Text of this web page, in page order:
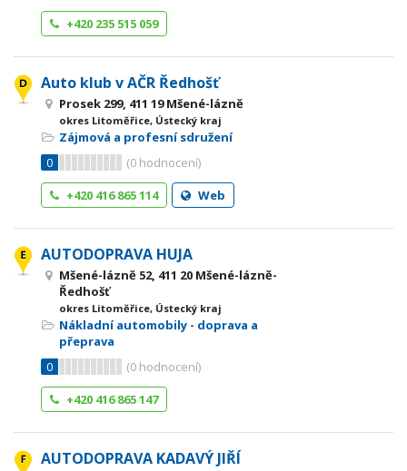
+420 235 515 059
Auto klub v AČR Ředhošť
Prosek 299, 411 19 Mšené-lázně
okres Litoměřice, Ústecký kraj
Zájmová a profesní sdružení
0
(0 hodnocení)
+420 416 865 114
Web
AUTODOPRAVA HUJA
Mšené-lázně 52, 411 20 Mšené-lázně-
Ředhošť
okres Litoměřice, Ústecký kraj
Nákladní automobily - doprava a
přeprava
0
(0 hodnocení)
+420 416 865 147
AUTODOPRAVA KADAVÝ JIŘÍ